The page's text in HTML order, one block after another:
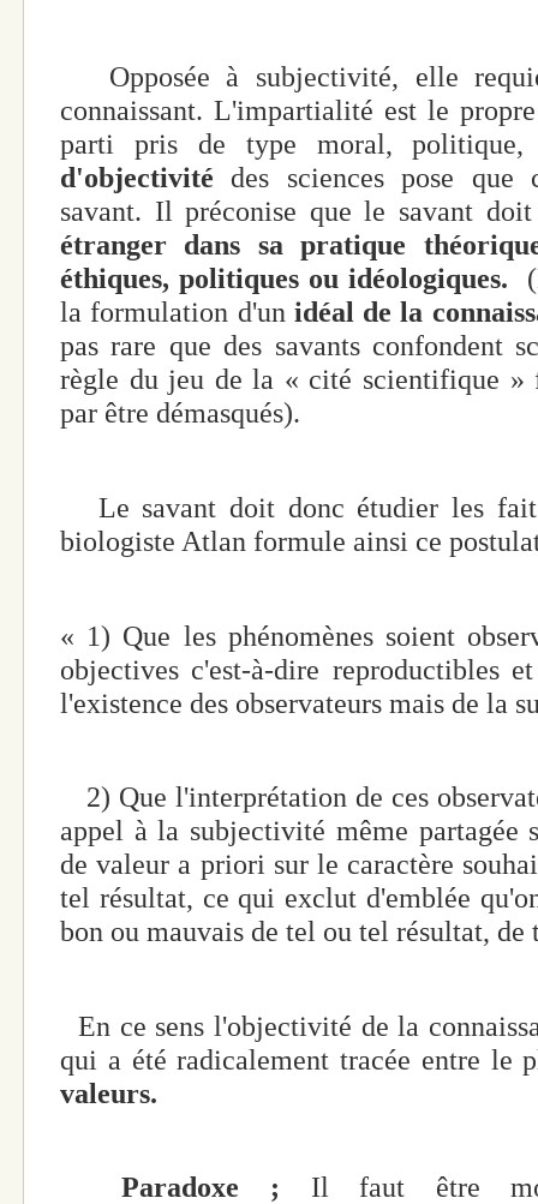
Opposée à subjectivité, elle
connaissant. L'impartialité est le
parti pris de type moral,
d'objectivité des sciences pose
savant. Il préconise que le savant
étranger dans sa pratique
éthiques, politiques ou idéologiques.
la formulation d'un idéal de la
pas rare que des savants confondent
règle du jeu de la « cité scientifique »
par être démasqués).
Le savant doit donc étudier les
biologiste Atlan formule ainsi ce
« 1) Que les phénomènes soient
objectives c'est-à-dire reproductibles
l'existence des observateurs mais de la
2) Que l'interprétation de ces
appel à la subjectivité même partagée
de valeur a priori sur le caractère
tel résultat, ce qui exclut d'emblée
bon ou mauvais de tel ou tel résultat,
En ce sens l'objectivité de la
qui a été radicalement tracée entre le
valeurs.
Paradoxe ; Il faut être